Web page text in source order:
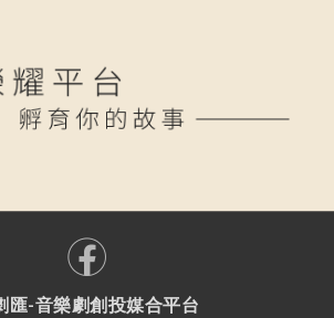
匯-音樂劇創投媒合平台